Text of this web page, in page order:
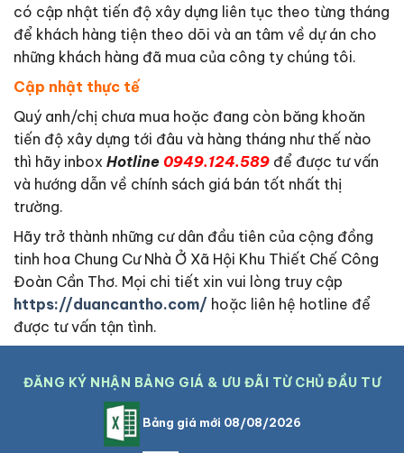
có cập nhật tiến độ xây dựng liên tục theo từng tháng
để khách hàng tiện theo dõi và an tâm về dự án cho
những khách hàng đã mua của công ty chúng tôi.
Cập nhật thực tế
Quý anh/chị chưa mua hoặc đang còn băng khoăn
tiến độ xây dựng tới đâu và hàng tháng như thế nào
thì hãy inbox Hotline 0949.124.589 để được tư vấn
và hướng dẫn về chính sách giá bán tốt nhất thị
trường.
Hãy trở thành những cư dân đầu tiên của cộng đồng
tinh hoa Chung Cư Nhà Ở Xã Hội Khu Thiết Chế Công
Đoàn Cần Thơ. Mọi chi tiết xin vui lòng truy cập
https://duancantho.com/ hoặc liên hệ hotline để
được tư vấn tận tình.
ĐĂNG KÝ NHẬN BẢNG GIÁ & ƯU ĐÃI TỪ CHỦ ĐẦU TƯ
Bảng giá mới 08/08/2026